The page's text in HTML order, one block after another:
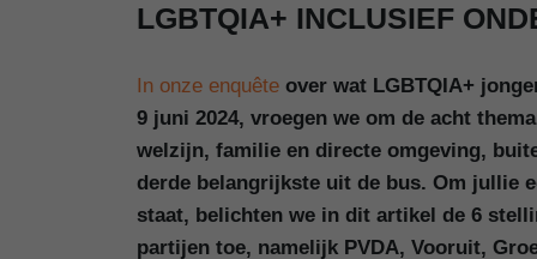
LGBTQIA+ INCLUSIEF
In onze enquête over wat LGBTQIA+
9 juni 2024, vroegen we om de acht
welzijn, familie en directe omgeving,
derde belangrijkste uit de bus. Om jullie
staat, belichten we in dit artikel de 6
partijen toe, namelijk PVDA, Vooruit,